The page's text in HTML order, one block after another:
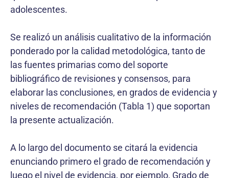
adolescentes.
Se realizó un análisis cualitativo de la información
ponderado por la calidad metodológica, tanto de
las fuentes primarias como del soporte
bibliográfico de revisiones y consensos, para
elaborar las conclusiones, en grados de evidencia y
niveles de recomendación (Tabla 1) que soportan
la presente actualización.
A lo largo del documento se citará la evidencia
enunciando primero el grado de recomendación y
luego el nivel de evidencia, por ejemplo, Grado de